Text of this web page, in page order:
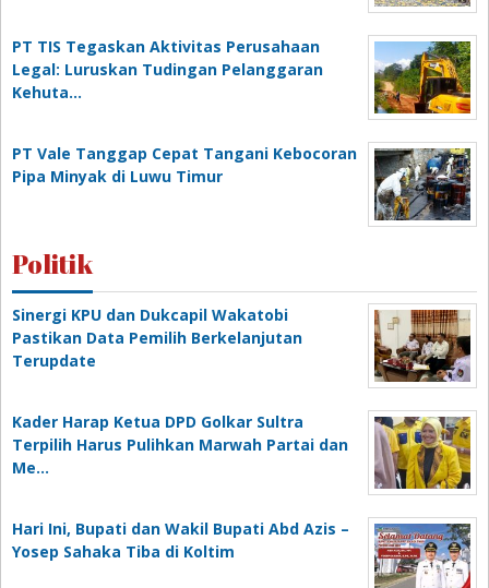
PT TIS Tegaskan Aktivitas Perusahaan
Legal: Luruskan Tudingan Pelanggaran
Kehuta…
PT Vale Tanggap Cepat Tangani Kebocoran
Pipa Minyak di Luwu Timur
Politik
Sinergi KPU dan Dukcapil Wakatobi
Pastikan Data Pemilih Berkelanjutan
Terupdate
Kader Harap Ketua DPD Golkar Sultra
Terpilih Harus Pulihkan Marwah Partai dan
Me…
Hari Ini, Bupati dan Wakil Bupati Abd Azis –
Yosep Sahaka Tiba di Koltim